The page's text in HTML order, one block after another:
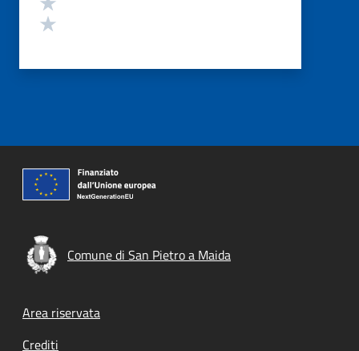
Comune di San Pietro a Maida
Footer menu
Area riservata
Crediti